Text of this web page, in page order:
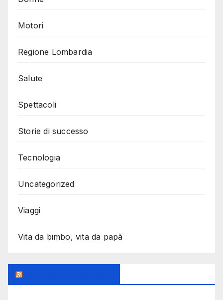
Motori
Regione Lombardia
Salute
Spettacoli
Storie di successo
Tecnologia
Uncategorized
Viaggi
Vita da bimbo, vita da papà